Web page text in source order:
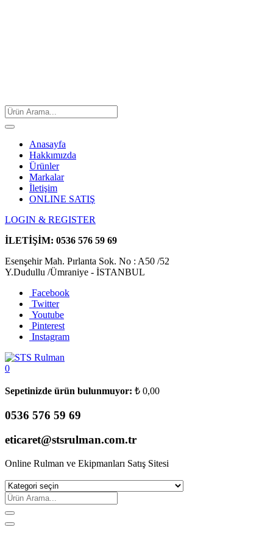
Anasayfa
Hakkımızda
Ürünler
Markalar
İletişim
ONLINE SATIŞ
LOGIN & REGISTER
İLETİŞİM: 0536 576 59 69
Esenşehir Mah. Pırlanta Sok. No : A50 /52
Y.Dudullu /Ümraniye - İSTANBUL
Facebook
Twitter
Youtube
Pinterest
Instagram
0
Sepetinizde ürün bulunmuyor: ₺ 0,00
0536 576 59 69
eticaret@stsrulman.com.tr
Online Rulman ve Ekipmanları Satış Sitesi